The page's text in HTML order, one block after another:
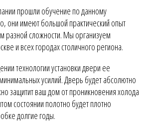
прошли обучение по данному
они имеют большой практический опыт
разной сложности. Мы организуем
и всех городах столичного региона.
технологии установки двери ее
усилий. Дверь будет абсолютно
защитит ваш дом от проникновения холода
состоянии полотно будет плотно
долгие годы.